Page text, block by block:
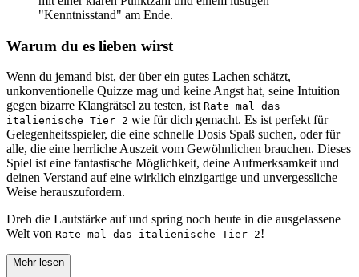
"Kenntnisstand" am Ende.
Warum du es lieben wirst
Wenn du jemand bist, der über ein gutes Lachen schätzt,
unkonventionelle Quizze mag und keine Angst hat, seine Intuition
gegen bizarre Klangrätsel zu testen, ist Rate mal das
italienische Tier 2 wie für dich gemacht. Es ist perfekt für
Gelegenheitsspieler, die eine schnelle Dosis Spaß suchen, oder für
alle, die eine herrliche Auszeit vom Gewöhnlichen brauchen. Dieses
Spiel ist eine fantastische Möglichkeit, deine Aufmerksamkeit und
deinen Verstand auf eine wirklich einzigartige und unvergessliche
Weise herauszufordern.
Dreh die Lautstärke auf und spring noch heute in die ausgelassene
Welt von Rate mal das italienische Tier 2!
Mehr lesen